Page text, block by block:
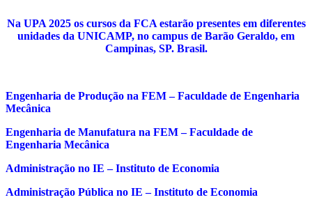
Na UPA 2025 os cursos da FCA estarão presentes em diferentes
unidades da UNICAMP, no campus de Barão Geraldo, em
Campinas, SP. Brasil.
Engenharia de Produção na FEM – Faculdade de Engenharia
Mecânica
Engenharia de Manufatura na FEM – Faculdade de
Engenharia Mecânica
Administração no IE – Instituto de Economia
Administração Pública no IE – Instituto de Economia